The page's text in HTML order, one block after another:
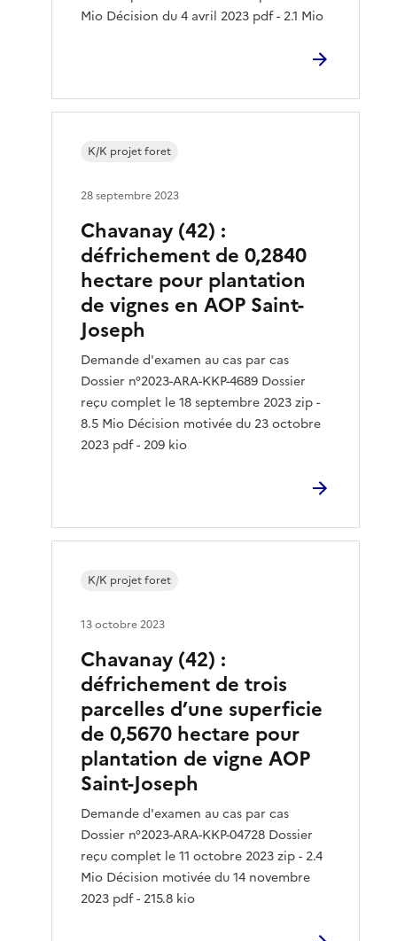
Mio Décision du 4 avril 2023 pdf - 2.1 Mio
Chavanay (42) :
défrichement de 0,2840
hectare pour plantation
de vignes en AOP Saint-
Joseph
Demande d'examen au cas par cas
Dossier n°2023-ARA-KKP-4689 Dossier
reçu complet le 18 septembre 2023 zip -
8.5 Mio Décision motivée du 23 octobre
2023 pdf - 209 kio
K/K projet foret
28 septembre 2023
Chavanay (42) :
défrichement de trois
parcelles d’une superficie
de 0,5670 hectare pour
plantation de vigne AOP
Saint-Joseph
Demande d'examen au cas par cas
Dossier n°2023-ARA-KKP-04728 Dossier
reçu complet le 11 octobre 2023 zip - 2.4
Mio Décision motivée du 14 novembre
2023 pdf - 215.8 kio
K/K projet foret
13 octobre 2023